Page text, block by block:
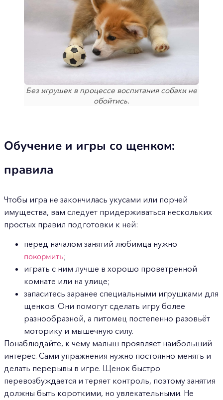
Без игрушек в процессе воспитания собаки не
обойтись.
Обучение и игры со щенком:
правила
Чтобы игра не закончилась укусами или порчей
имущества, вам следует придерживаться нескольких
простых правил подготовки к ней:
перед началом занятий любимца нужно
покормить;
играть с ним лучше в хорошо проветренной
комнате или на улице;
запаситесь заранее специальными игрушками для
щенков. Они помогут сделать игру более
разнообразной, а питомец постепенно разовьёт
моторику и мышечную силу.
Понаблюдайте, к чему малыш проявляет наибольший
интерес. Сами упражнения нужно постоянно менять и
делать перерывы в игре. Щенок быстро
перевозбуждается и теряет контроль, поэтому занятия
должны быть короткими, но увлекательными. Не